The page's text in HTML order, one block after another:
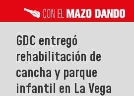
GDC entregó
rehabilitación de
cancha y parque
infantil en La Vega